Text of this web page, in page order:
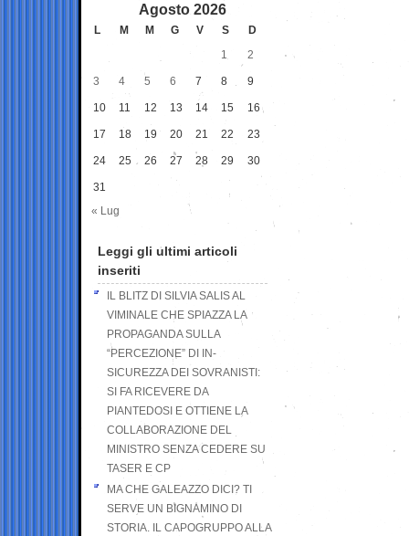
Agosto 2026
L M M G V S
D
1
2
3 4 5 6 7 8 9
10 11 12 13 14 15 16
17 18 19 20 21 22 23
24 25 26 27 28 29 30
31
« Lug
Leggi gli ultimi articoli
inseriti
IL BLITZ DI SILVIA SALIS AL
VIMINALE CHE SPIAZZA LA
PROPAGANDA SULLA
“PERCEZIONE” DI IN-
SICUREZZA DEI SOVRANISTI:
SI FA RICEVERE DA
PIANTEDOSI E OTTIENE LA
COLLABORAZIONE DEL
MINISTRO SENZA CEDERE SU
TASER E CP
MA CHE GALEAZZO DICI? TI
SERVE UN BIGNAMINO DI
STORIA. IL CAPOGRUPPO ALLA